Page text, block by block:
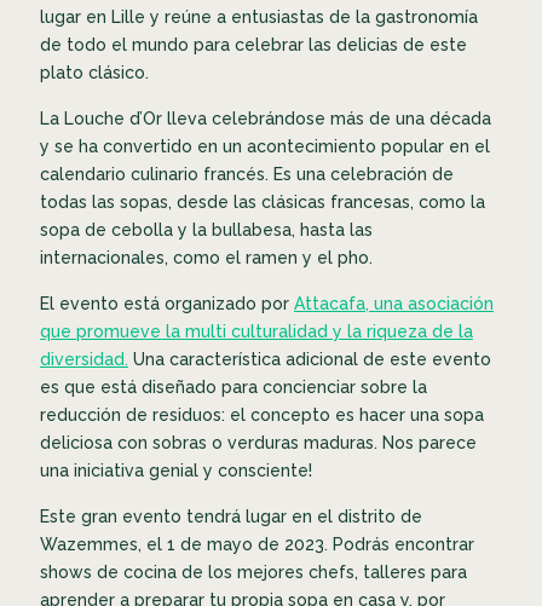
lugar en Lille y reúne a entusiastas de la gastronomía
de todo el mundo para celebrar las delicias de este
plato clásico.
La Louche d’Or lleva celebrándose más de una década
y se ha convertido en un acontecimiento popular en el
calendario culinario francés. Es una celebración de
todas las sopas, desde las clásicas francesas, como la
sopa de cebolla y la bullabesa, hasta las
internacionales, como el ramen y el pho.
El evento está organizado por Attacafa, una asociación
que promueve la multi culturalidad y la riqueza de la
diversidad. Una característica adicional de este evento
es que está diseñado para concienciar sobre la
reducción de residuos: el concepto es hacer una sopa
deliciosa con sobras o verduras maduras. Nos parece
una iniciativa genial y consciente!
Este gran evento tendrá lugar en el distrito de
Wazemmes, el 1 de mayo de 2023. Podrás encontrar
shows de cocina de los mejores chefs, talleres para
aprender a preparar tu propia sopa en casa y, por